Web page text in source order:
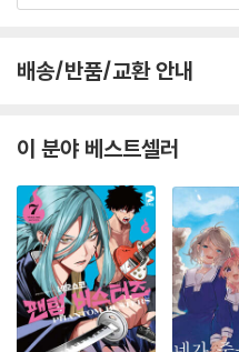
배송/반품/교환 안내
이 분야 베스트셀러